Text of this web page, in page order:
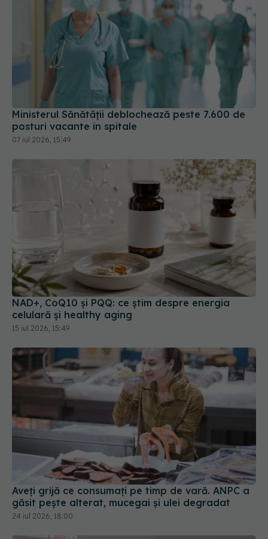
Ministerul Sănătății deblochează peste 7.600 de
posturi vacante în spitale
07 iul 2026, 15:49
NAD+, CoQ10 și PQQ: ce știm despre energia
celulară și healthy aging
15 iul 2026, 15:49
Aveți grijă ce consumați pe timp de vară. ANPC a
găsit pește alterat, mucegai și ulei degradat
24 iul 2026, 18:00